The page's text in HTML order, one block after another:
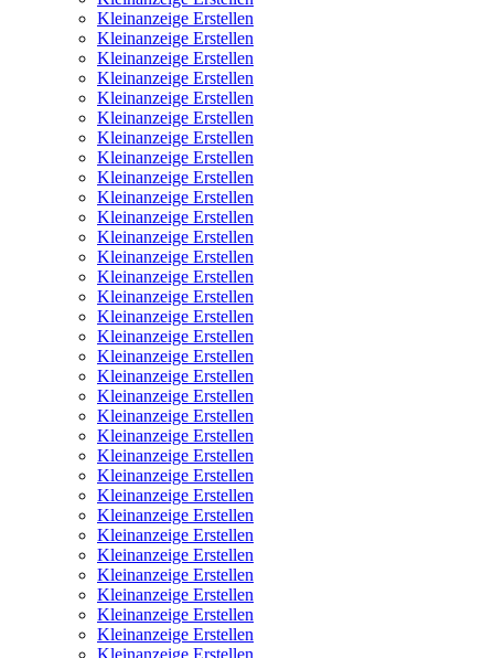
Kleinanzeige Erstellen
Kleinanzeige Erstellen
Kleinanzeige Erstellen
Kleinanzeige Erstellen
Kleinanzeige Erstellen
Kleinanzeige Erstellen
Kleinanzeige Erstellen
Kleinanzeige Erstellen
Kleinanzeige Erstellen
Kleinanzeige Erstellen
Kleinanzeige Erstellen
Kleinanzeige Erstellen
Kleinanzeige Erstellen
Kleinanzeige Erstellen
Kleinanzeige Erstellen
Kleinanzeige Erstellen
Kleinanzeige Erstellen
Kleinanzeige Erstellen
Kleinanzeige Erstellen
Kleinanzeige Erstellen
Kleinanzeige Erstellen
Kleinanzeige Erstellen
Kleinanzeige Erstellen
Kleinanzeige Erstellen
Kleinanzeige Erstellen
Kleinanzeige Erstellen
Kleinanzeige Erstellen
Kleinanzeige Erstellen
Kleinanzeige Erstellen
Kleinanzeige Erstellen
Kleinanzeige Erstellen
Kleinanzeige Erstellen
Kleinanzeige Erstellen